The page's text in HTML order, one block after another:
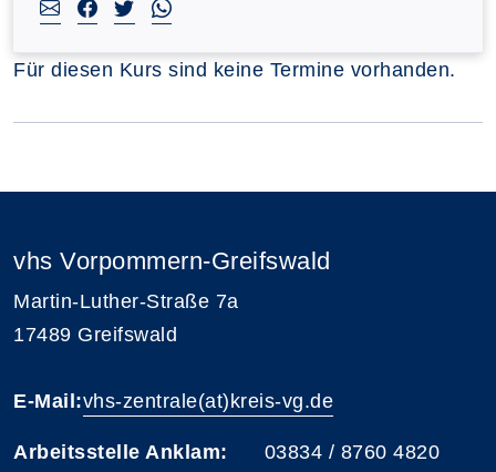
Für diesen Kurs sind keine Termine vorhanden.
vhs Vorpommern-Greifswald
Martin-Luther-Straße 7a
17489 Greifswald
E-Mail:vhs-zentrale(at)kreis-vg.de
Arbeitsstelle Anklam: 03834 / 8760 4820